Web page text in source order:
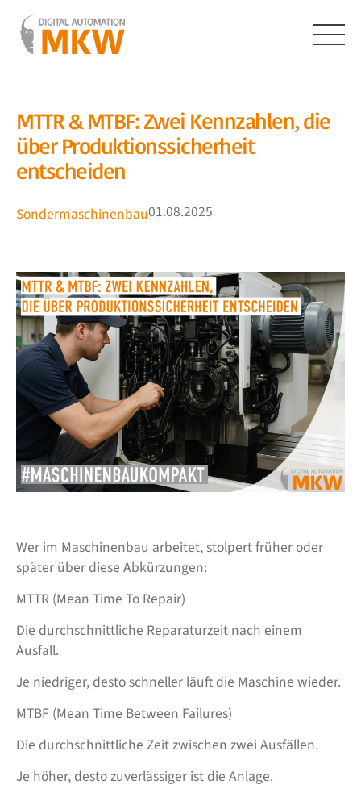
Inhalt
springen
MTTR & MTBF: Zwei Kennzahlen, die
über Produktionssicherheit
entscheiden
Sondermaschinenbau01.08.2025
Wer im Maschinenbau arbeitet, stolpert früher oder
später über diese Abkürzungen:
MTTR (Mean Time To Repair)
Die durchschnittliche Reparaturzeit nach einem
Ausfall.
Je niedriger, desto schneller läuft die Maschine wieder.
MTBF (Mean Time Between Failures)
Die durchschnittliche Zeit zwischen zwei Ausfällen.
Je höher, desto zuverlässiger ist die Anlage.